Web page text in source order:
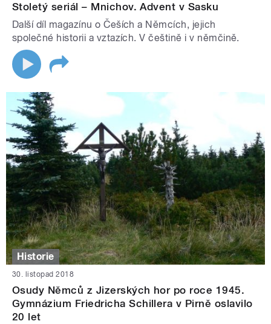
Stoletý seriál – Mnichov. Advent v Sasku
Další díl magazínu o Češích a Němcích, jejich
společné historii a vztazích. V češtině i v němčině.
Historie
30. listopad 2018
Osudy Němců z Jizerských hor po roce 1945.
Gymnázium Friedricha Schillera v Pirně oslavilo
20 let